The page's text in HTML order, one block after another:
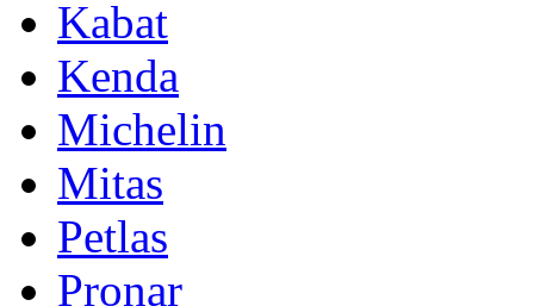
Kabat
Kenda
Michelin
Mitas
Petlas
Pronar